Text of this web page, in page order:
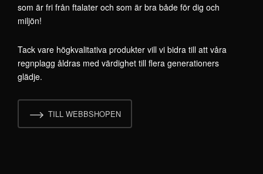
TILL WEBBSHOPEN
som är fri från ftalater och som är bra både för dig och
miljön!
Tack vare högkvalitativa produkter vill vi bidra till att våra
regnplagg åldras med värdighet till flera generationers
glädje.